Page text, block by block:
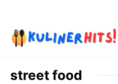
content
street food